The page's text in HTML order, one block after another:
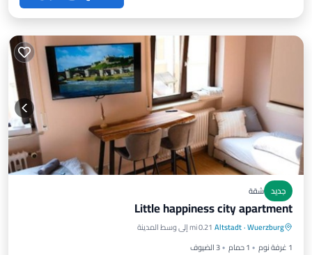
جديد شقة
Little happiness city apartment
Wuerzburg
·
Altstadt 0.21 mi إلى وسط المدينة
1 غرفة نوم
1 حمام
3 الضيوف
مناسب للأطفال الأمن والسلامة